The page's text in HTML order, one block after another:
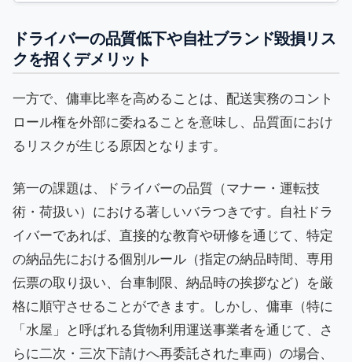
ドライバーの品質低下や自社ブランド毀損リス
クを招くデメリット
一方で、傭車比率を高めることは、配送実務のコント
ロール権を外部に委ねることを意味し、品質面におけ
るリスクが生じる原因となります。
第一の課題は、ドライバーの品質（マナー・運転技
術・荷扱い）における著しいバラつきです。自社ドラ
イバーであれば、直接的な教育や研修を通じて、特定
の納品先における個別ルール（指定の納品時間、専用
伝票の取り扱い、台車制限、納品時の挨拶など）を厳
格に順守させることができます。しかし、傭車（特に
「水屋」と呼ばれる貨物利用運送事業者を通じて、さ
らに二次・三次下請けへ再委託された車両）の場合、